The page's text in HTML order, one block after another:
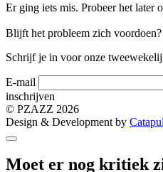
Er ging iets mis. Probeer het later
Blijft het probleem zich
Schrijf je in voor onze
E-mail
inschrijven
© PZAZZ 2026
Design & Development by
Moet er nog kritiek